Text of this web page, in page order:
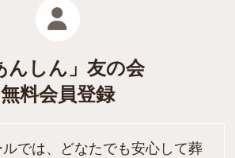
んしん」友の会
無料会員登録
では、どなたでも安心して葬